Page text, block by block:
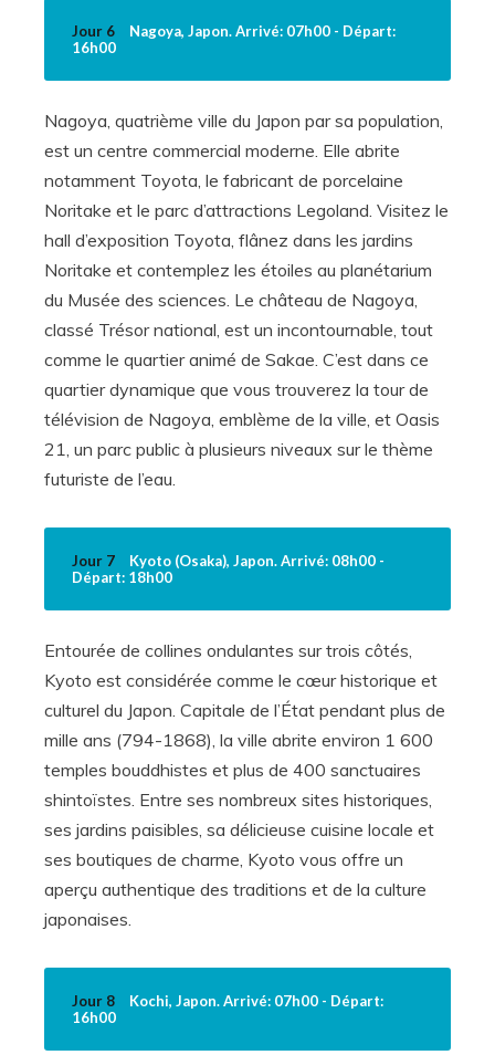
Jour 6
Nagoya, Japon. Arrivé: 07h00 - Départ:
16h00
Nagoya, quatrième ville du Japon par sa population,
est un centre commercial moderne. Elle abrite
notamment Toyota, le fabricant de porcelaine
Noritake et le parc d’attractions Legoland. Visitez le
hall d’exposition Toyota, flânez dans les jardins
Noritake et contemplez les étoiles au planétarium
du Musée des sciences. Le château de Nagoya,
classé Trésor national, est un incontournable, tout
comme le quartier animé de Sakae. C’est dans ce
quartier dynamique que vous trouverez la tour de
télévision de Nagoya, emblème de la ville, et Oasis
21, un parc public à plusieurs niveaux sur le thème
futuriste de l’eau.
Jour 7
Kyoto (Osaka), Japon. Arrivé: 08h00 -
Départ: 18h00
Entourée de collines ondulantes sur trois côtés,
Kyoto est considérée comme le cœur historique et
culturel du Japon. Capitale de l’État pendant plus de
mille ans (794-1868), la ville abrite environ 1 600
temples bouddhistes et plus de 400 sanctuaires
shintoïstes. Entre ses nombreux sites historiques,
ses jardins paisibles, sa délicieuse cuisine locale et
ses boutiques de charme, Kyoto vous offre un
aperçu authentique des traditions et de la culture
japonaises.
Jour 8
Kochi, Japon. Arrivé: 07h00 - Départ:
16h00